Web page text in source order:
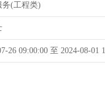
务(工程类)
26 09:00:00 至 2024-